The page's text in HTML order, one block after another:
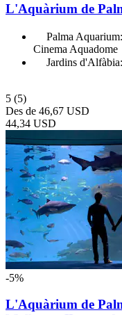
L'Aquàrium de
Palma
Cinema Aquadome
Jardins
5 (5)
Des de 46,67 USD
44,34 USD
-5%
L'Aquàrium de